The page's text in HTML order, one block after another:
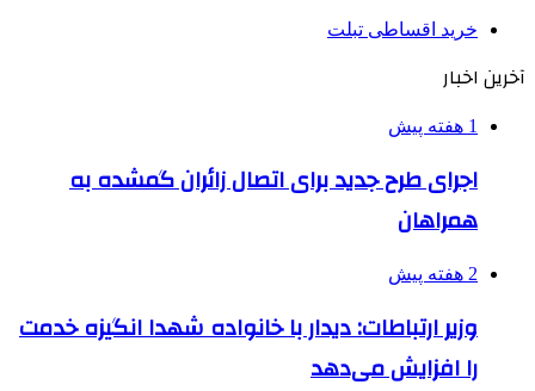
خرید اقساطی تبلت
آخرین اخبار
1 هفته پیش
اجرای طرح جدید برای اتصال زائران گمشده به
همراهان
2 هفته پیش
وزیر ارتباطات: دیدار با خانواده شهدا انگیزه خدمت
را افزایش می‌دهد